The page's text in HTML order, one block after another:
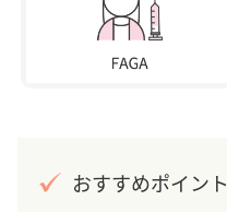
おすすめポイント